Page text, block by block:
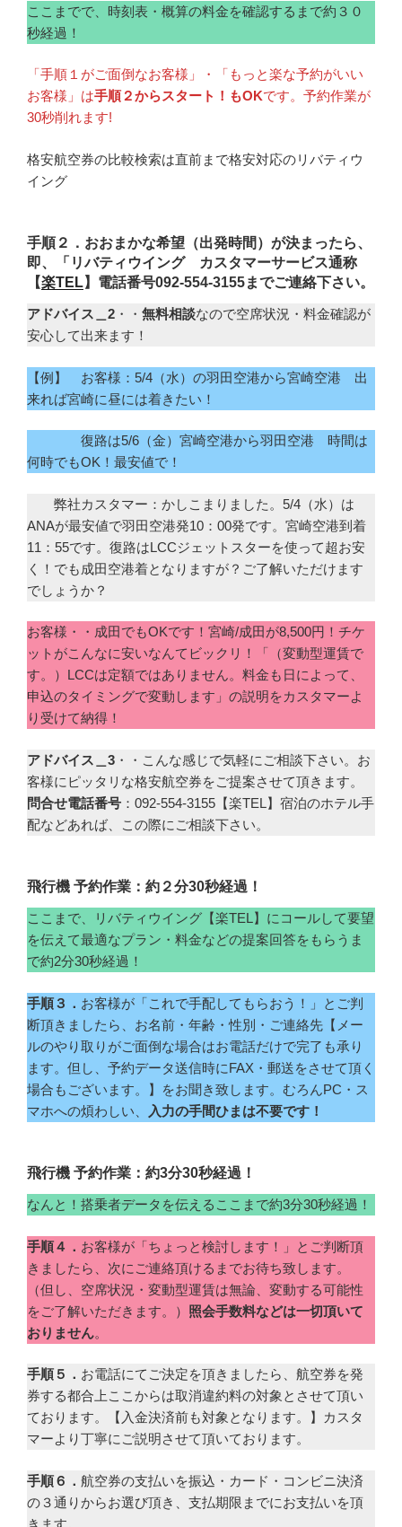
ここまでで、時刻表・概算の料金を確認するまで約３０
秒経過！
「手順１がご面倒なお客様」・「もっと楽な予約がいい
お客様」は手順２からスタート！もOKです。予約作業が
30秒削れます!
格安航空券の比較検索は直前まで格安対応のリバティウ
イング
手順２．おおまかな希望（出発時間）が決まったら、
即、「リバティウイング カスタマーサービス通称
【楽TEL】電話番号092-554-3155までご連絡下さい。
アドバイス＿2 ・・ 無料相談なので空席状況・料金確認が
安心して出来ます！
【例】 お客様：5/4（水）の羽田空港から宮崎空港 出
来れば宮崎に昼には着きたい！
復路は5/6（金）宮崎空港から羽田空港 時間は
何時でもOK！最安値で！
弊社カスタマー：かしこまりました。5/4（水）は
ANAが最安値で羽田空港発10：00発です。宮崎空港到着
11：55です。復路はLCCジェットスターを使って超お安
く！でも成田空港着となりますが？ご了解いただけます
でしょうか？
お客様・・成田でもOKです！宮崎/成田が8,500円！チケ
ットがこんなに安いなんてビックリ！「（変動型運賃で
す。）LCCは定額ではありません。料金も日によって、
申込のタイミングで変動します」の説明をカスタマーよ
り受けて納得！
アドバイス＿3 ・・こんな感じで気軽にご相談下さい。お
客様にピッタリな格安航空券をご提案させて頂きます。
問合せ電話番号 ：092-554-3155【楽TEL】宿泊のホテル手
配などあれば、この際にご相談下さい。
飛行機 予約作業：約２分30秒経過！
ここまで、リバティウイング【楽TEL】にコールして要望
を伝えて最適なプラン・料金などの提案回答をもらうま
で約2分30秒経過！
手順３． お客様が「これで手配してもらおう！」とご判
断頂きましたら、お名前・年齢・性別・ご連絡先【メー
ルのやり取りがご面倒な場合はお電話だけで完了も承り
ます。但し、予約データ送信時にFAX・郵送をさせて頂く
場合もございます。】をお聞き致します。むろんPC・ス
マホへの煩わしい、
入力の手間ひまは不要です！
飛行機 予約作業：約3分30秒経過！
なんと！搭乗者データを伝えるここまで約3分30秒経過！
手順４． お客様が「ちょっと検討します！」とご判断頂
きましたら、次にご連絡頂けるまでお待ち致します。
（但し、空席状況・変動型運賃は無論、変動する可能性
をご了解いただきます。） 照会手数料などは一切頂いて
おりません。
手順５． お電話にてご決定を頂きましたら、航空券を発
券する都合上ここからは取消違約料の対象とさせて頂い
ております。【入金決済前も対象となります。】カスタ
マーより丁寧にご説明させて頂いております。
手順６． 航空券の支払いを振込・カード・コンビニ決済
の３通りからお選び頂き、支払期限までにお支払いを頂
きます。